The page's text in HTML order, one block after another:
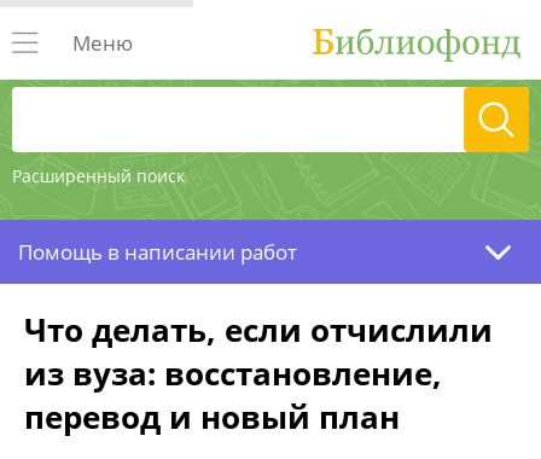
Расширенный поиск
Меню
Помощь в написании работ
Что делать, если отчислили
из вуза: восстановление,
перевод и новый план